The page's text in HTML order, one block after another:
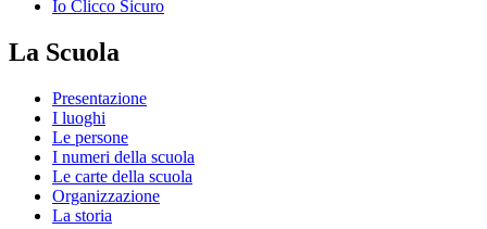
Io Clicco Sicuro
La Scuola
Presentazione
I luoghi
Le persone
I numeri della scuola
Le carte della scuola
Organizzazione
La storia